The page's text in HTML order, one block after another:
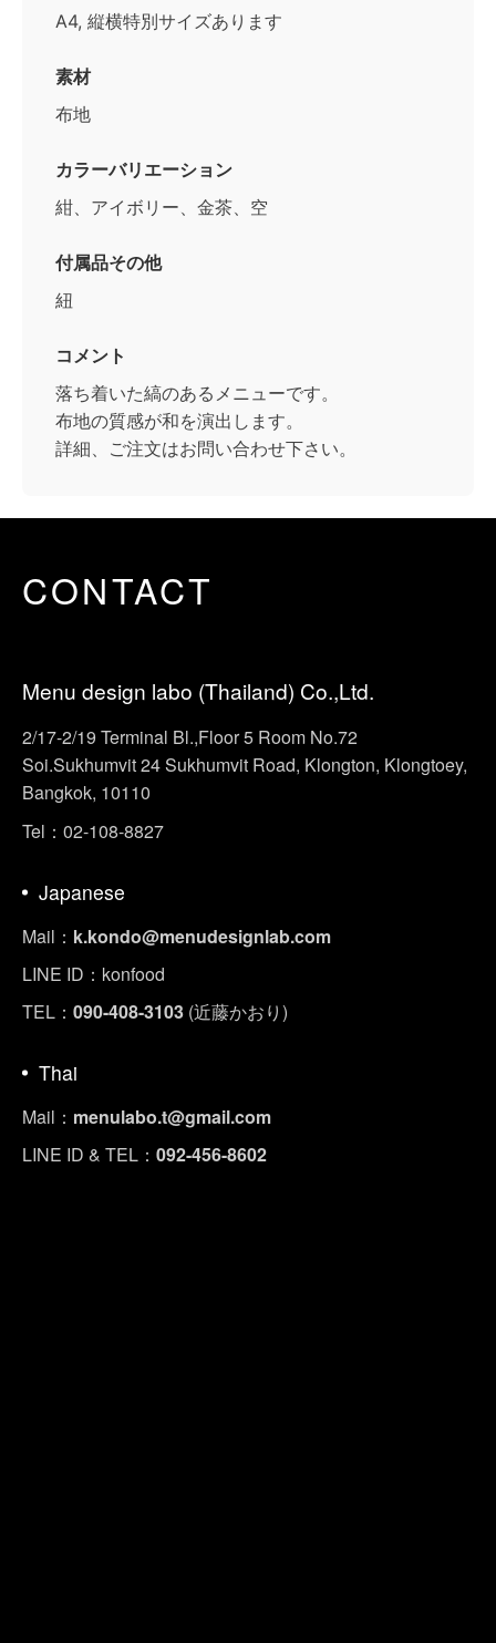
A4, 縦横特別サイズあります
素材
布地
カラーバリエーション
紺、アイボリー、金茶、空
付属品その他
紐
コメント
落ち着いた縞のあるメニューです。
布地の質感が和を演出します。
詳細、ご注文はお問い合わせ下さい。
CONTACT
Menu design labo (Thailand) Co.,Ltd.
2/17-2/19 Terminal Bl.,Floor 5 Room No.72
Soi.Sukhumvit 24 Sukhumvit Road, Klongton, Klongtoey,
Bangkok, 10110
Tel：02-108-8827
Japanese
Mail： k.kondo@menudesignlab.com
LINE ID：konfood
TEL： 090-408-3103 (近藤かおり)
Thai
Mail： menulabo.t@gmail.com
LINE ID & TEL： 092-456-8602